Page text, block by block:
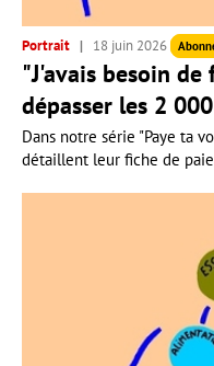
Portrait 18 juin 2026
"J'avais besoin
dépasser les 2
Dans notre série "Paye ta
détaillent leur fiche de